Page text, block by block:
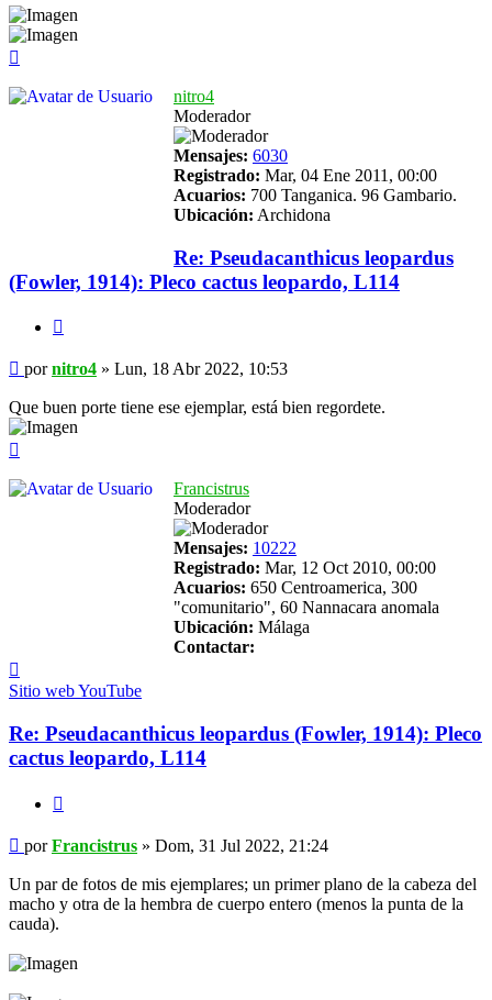
nitro4
Moderador
Mensajes: 6030
Registrado: Mar, 04 Ene 2011, 00:00
Acuarios: 700 Tanganica. 96 Gambario.
Ubicación: Archidona
Re: Pseudacanthicus leopardus
(Fowler, 1914): Pleco cactus leopardo, L114
Mensaje
pornitro4 » Lun, 18 Abr 2022, 10:53
Que buen porte tiene ese ejemplar, está bien regordete.
Francistrus
Moderador
Mensajes: 10222
Registrado: Mar, 12 Oct 2010, 00:00
Acuarios: 650 Centroamerica, 300
"comunitario", 60 Nannacara anomala
Ubicación: Málaga
Contactar:
Francistrus
Sitio webYouTube
Re: Pseudacanthicus leopardus (Fowler, 1914): Pleco
cactus leopardo, L114
Mensaje
porFrancistrus » Dom, 31 Jul 2022, 21:24
Un par de fotos de mis ejemplares; un primer plano de la cabeza del
macho y otra de la hembra de cuerpo entero (menos la punta de la
cauda).